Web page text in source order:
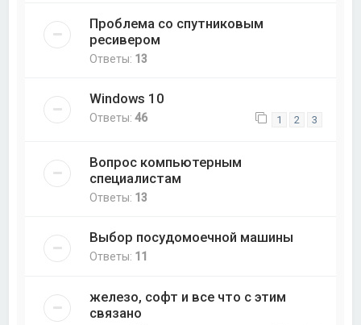
Проблема со спутниковым
ресивером
Ответы: 13
Windows 10
Ответы:46 1 2 3
Вопрос компьютерным
специалистам
Ответы: 13
Выбор посудомоечной машины
Ответы: 11
железо, софт и все что с этим
связано